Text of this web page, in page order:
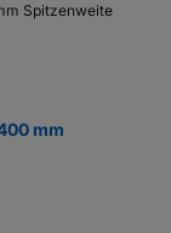
Spitzenweite
mm